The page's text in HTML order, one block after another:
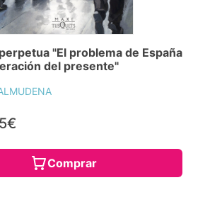
"El problema de España
del presente"
Comprar